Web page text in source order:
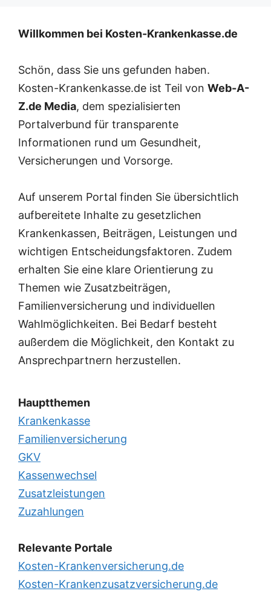
Willkommen bei Kosten-Krankenkasse.de
Schön, dass Sie uns gefunden haben.
Kosten-Krankenkasse.de ist Teil von Web-A-
Z.de Media, dem spezialisierten
Portalverbund für transparente
Informationen rund um Gesundheit,
Versicherungen und Vorsorge.
Auf unserem Portal finden Sie übersichtlich
aufbereitete Inhalte zu gesetzlichen
Krankenkassen, Beiträgen, Leistungen und
wichtigen Entscheidungsfaktoren. Zudem
erhalten Sie eine klare Orientierung zu
Themen wie Zusatzbeiträgen,
Familienversicherung und individuellen
Wahlmöglichkeiten. Bei Bedarf besteht
außerdem die Möglichkeit, den Kontakt zu
Ansprechpartnern herzustellen.
Hauptthemen
Krankenkasse
Familienversicherung
GKV
Kassenwechsel
Zusatzleistungen
Zuzahlungen
Relevante Portale
Kosten-Krankenversicherung.de
Kosten-Krankenzusatzversicherung.de